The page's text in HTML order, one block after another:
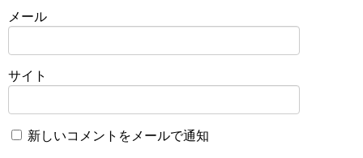
メール
サイト
新しいコメントをメールで通知